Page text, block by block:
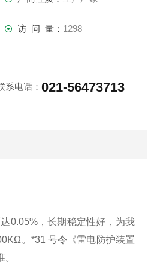
访 问 量： 1298
系电话：021-56473713
0.05%，长期稳定性好，为我
。*31 号令《雷电防护装置